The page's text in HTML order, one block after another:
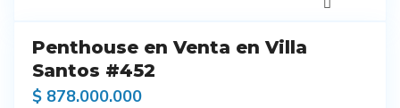
Penthouse en Venta en Villa
Santos #452
$ 878.000.000